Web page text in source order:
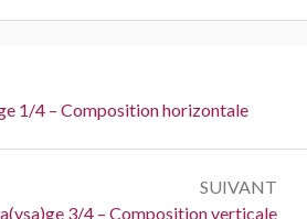
1/4 – Composition horizontale
SUIVANT
3/4 – Composition verticale